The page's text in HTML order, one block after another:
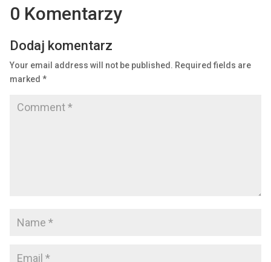
0 Komentarzy
Dodaj komentarz
Your email address will not be published. Required fields are
marked *